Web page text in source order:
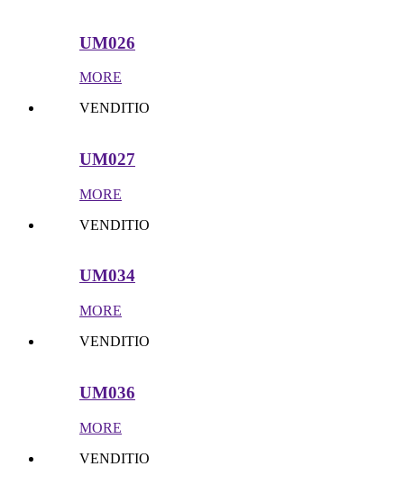
UM026
MORE
VENDITIO
UM027
MORE
VENDITIO
UM034
MORE
VENDITIO
UM036
MORE
VENDITIO